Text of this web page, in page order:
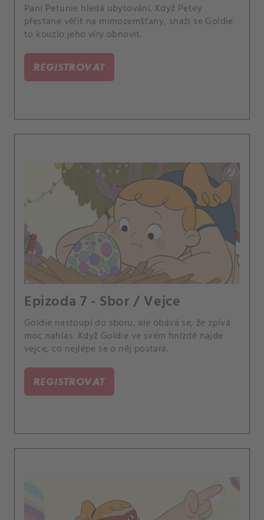
Paní Petunie hledá ubytování. Když Petey
přestane věřit na mimozemšťany, snaží se Goldie
to kouzlo jeho víry obnovit.
REGISTROVAT
Epizoda 7 - Sbor / Vejce
Goldie nastoupí do sboru, ale obává se, že zpívá
moc nahlas. Když Goldie ve svém hnízdě najde
vejce, co nejlépe se o něj postará.
REGISTROVAT